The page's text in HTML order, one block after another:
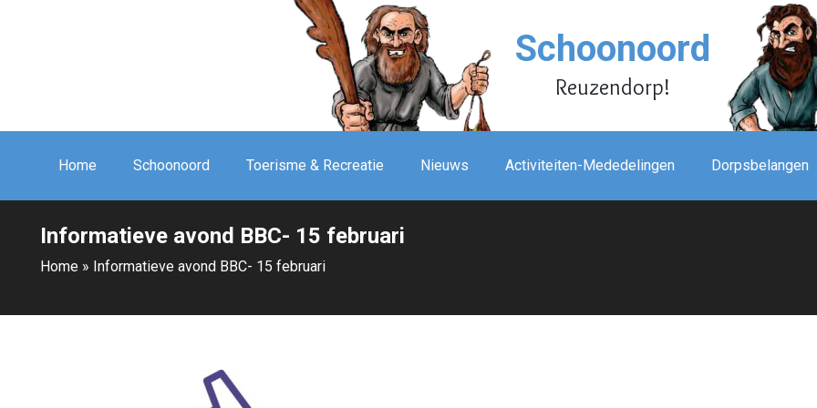
Schoonoord
Reuzendorp!
Home Schoonoord Toerisme & Recreatie Nieuws Activiteiten-Mededelingen Dorpsbelangen
Informatieve avond BBC- 15 februari
Home » Informatieve avond BBC- 15 februari